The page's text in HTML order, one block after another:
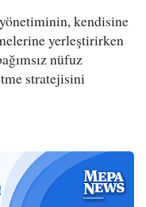
kendisine
yerleştirirken
nüfuz
stratejisini